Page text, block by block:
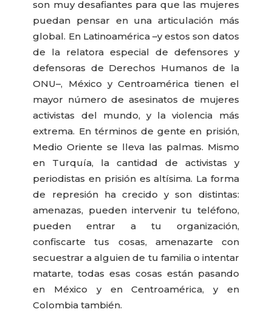
son muy desafiantes para que las mujeres
puedan pensar en una articulación más
global. En Latinoamérica –y estos son datos
de la relatora especial de defensores y
defensoras de Derechos Humanos de la
ONU–, México y Centroamérica tienen el
mayor número de asesinatos de mujeres
activistas del mundo, y la violencia más
extrema. En términos de gente en prisión,
Medio Oriente se lleva las palmas. Mismo
en Turquía, la cantidad de activistas y
periodistas en prisión es altísima. La forma
de represión ha crecido y son distintas:
amenazas, pueden intervenir tu teléfono,
pueden entrar a tu organización,
confiscarte tus cosas, amenazarte con
secuestrar a alguien de tu familia o intentar
matarte, todas esas cosas están pasando
en México y en Centroamérica, y en
Colombia también.